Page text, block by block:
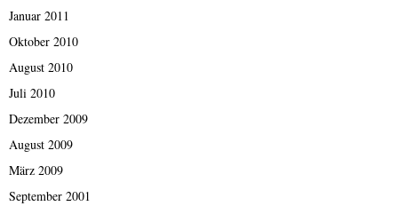
Januar 2011
Oktober 2010
August 2010
Juli 2010
Dezember 2009
August 2009
März 2009
September 2001